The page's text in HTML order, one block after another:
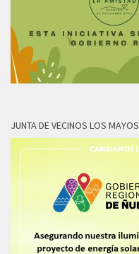
JUNTA DE VECINOS LOS MAYOS